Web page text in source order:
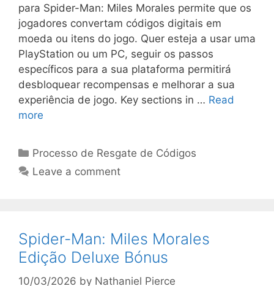
para Spider-Man: Miles Morales permite que os
jogadores convertam códigos digitais em
moeda ou itens do jogo. Quer esteja a usar uma
PlayStation ou um PC, seguir os passos
específicos para a sua plataforma permitirá
desbloquear recompensas e melhorar a sua
experiência de jogo. Key sections in … Read
more
Categories
Processo de Resgate de Códigos
Leave a comment
Spider-Man: Miles Morales
Edição Deluxe Bónus
10/03/2026 by Nathaniel Pierce